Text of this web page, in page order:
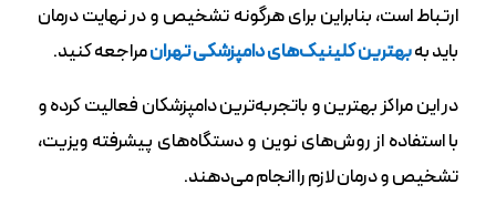
ارتباط است، بنابراین برای هرگونه تشخیص و در نهایت درمان
باید بهبهترین کلینیک‌های دامپزشکی تهرانمراجعه کنید.
در این مراکز بهترین و باتجربه‌ترین دامپزشکان فعالیت کرده و
با استفاده از روش‌های نوین و دستگاه‌های پیشرفته ویزیت،
تشخیص و درمان لازم را انجام می‌دهند.